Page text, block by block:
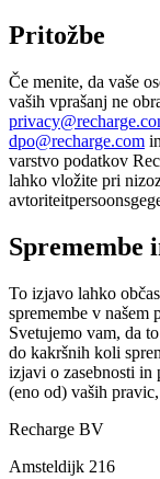
Pritožbe
Če menite, da vaše
vaših vprašanj ne
dpo@recharge.com
varstvo podatkov
lahko vložite pri
Spremembe
To izjavo lahko
spremembe v našem
Svetujemo vam, da
do kakršnih koli
izjavi o zasebnosti in
(eno od) vaših
Recharge BV
Amsteldijk 216